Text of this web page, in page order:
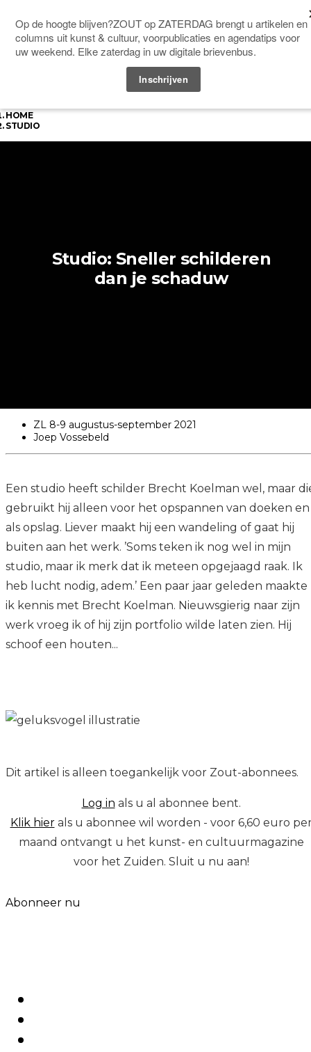
Menu
ADVERTEREN
AGENDA
ARCHIEF
HOME
STUDIO
Studio: Sneller schilderen
dan je schaduw
ZL 8-9 augustus-september 2021
Joep Vossebeld
Een studio heeft schilder Brecht Koelman wel, maar
gebruikt hij alleen voor het opspannen van doeken en
als opslag. Liever maakt hij een wandeling of gaat hij
buiten aan het werk. ’Soms teken ik nog wel in mijn
studio, maar ik merk dat ik meteen opgejaagd raak. Ik
heb lucht nodig, adem.’ Een paar jaar geleden maakte
ik kennis met Brecht Koelman. Nieuwsgierig naar zijn
werk vroeg ik of hij zijn portfolio wilde laten zien. Hij
schoof een houten...
Dit artikel is alleen toegankelijk voor Zout-abonnees.
Log in als u al abonnee bent.
Klik hierals u abonnee wil worden - voor 6,60 euro
maand ontvangt u het kunst- en cultuurmagazine
voor het Zuiden. Sluit u nu aan!
Abonneer nu